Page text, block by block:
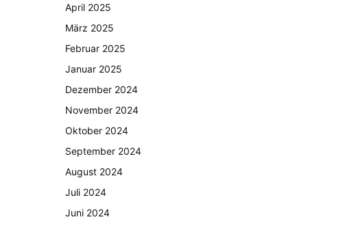
April 2025
März 2025
Februar 2025
Januar 2025
Dezember 2024
November 2024
Oktober 2024
September 2024
August 2024
Juli 2024
Juni 2024